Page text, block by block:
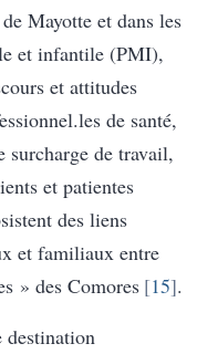
Mayotte et dans les
et infantile (PMI),
et attitudes
de santé,
surcharge de travail,
et patientes
des liens
et familiaux entre
» des Comores 15 .
destination